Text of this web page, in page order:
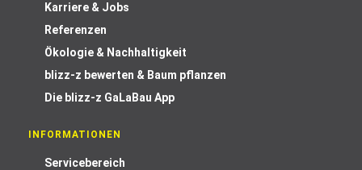
Karriere & Jobs
Referenzen
Ökologie & Nachhaltigkeit
blizz-z bewerten & Baum pflanzen
Die blizz-z GaLaBau App
INFORMATIONEN
Servicebereich